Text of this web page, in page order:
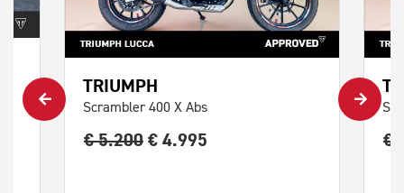
TRIUMPH
Scrambler 400 X Abs
€ 5.200 € 4.995 €